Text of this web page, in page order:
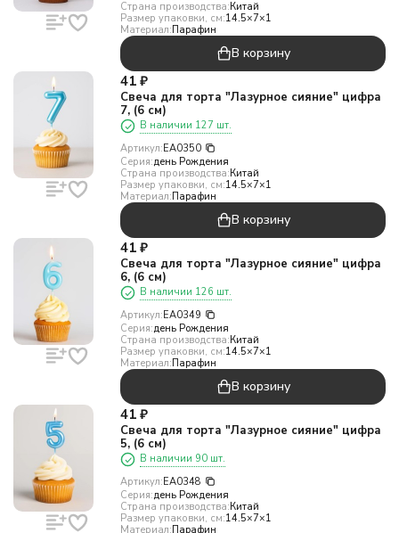
Страна производства:Китай
Размер упаковки, см:14.5×7×1
Материал:Парафин
В корзину
41 ₽
Свеча для торта "Лазурное сияние" цифра
7, (6 см)
В наличии 127 шт.
Артикул:EA0350
Серия:день Рождения
Страна производства:Китай
Размер упаковки, см:14.5×7×1
Материал:Парафин
В корзину
41 ₽
Свеча для торта "Лазурное сияние" цифра
6, (6 см)
В наличии 126 шт.
Артикул:EA0349
Серия:день Рождения
Страна производства:Китай
Размер упаковки, см:14.5×7×1
Материал:Парафин
В корзину
41 ₽
Свеча для торта "Лазурное сияние" цифра
5, (6 см)
В наличии 90 шт.
Артикул:EA0348
Серия:день Рождения
Страна производства:Китай
Размер упаковки, см:14.5×7×1
Материал: Парафин